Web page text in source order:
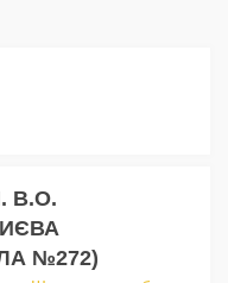
В.О.
№272)